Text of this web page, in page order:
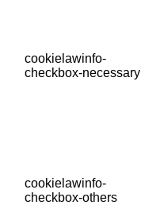
cookielawinfo-
checkbox-necessary
cookielawinfo-
checkbox-others